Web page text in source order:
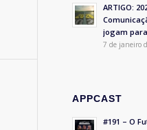
ARTIGO:
jogam
7 de janeiro
APPCAST
#191 – O